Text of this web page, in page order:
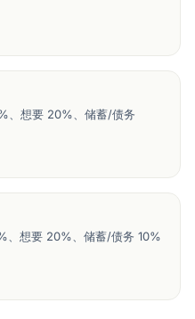
、想要 20%、储蓄/债务
、想要 20%、储蓄/债务 10%